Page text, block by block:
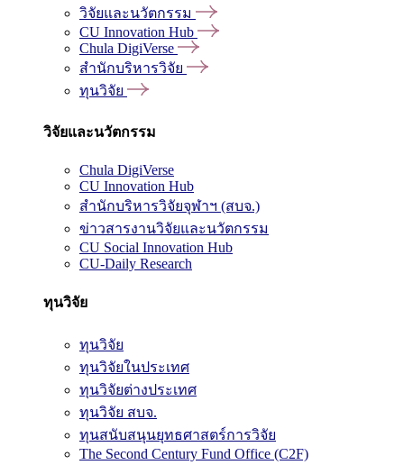
วิจัยและนวัตกรรม
CU Innovation Hub
Chula DigiVerse
สำนักบริหารวิจัย
ทุนวิจัย
วิจัยและนวัตกรรม
Chula DigiVerse
CU Innovation Hub
สำนักบริหารวิจัยจุฬาฯ (สบจ.)
ข่าวสารงานวิจัยและนวัตกรรม
CU Social Innovation Hub
CU-Daily Research
ทุนวิจัย
ทุนวิจัย
ทุนวิจัยในประเทศ
ทุนวิจัยต่างประเทศ
ทุนวิจัย สบจ.
ทุนสนับสนุนยุทธศาสตร์การวิจัย
The Second Century Fund Office (C2F)